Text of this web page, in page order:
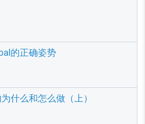
的正确姿势
什么和怎么做（上）